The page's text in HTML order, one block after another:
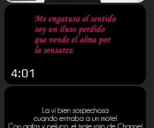
4:01